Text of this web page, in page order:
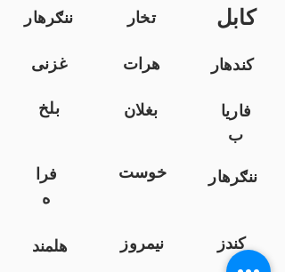
ننګرهار تخار کابل
غزنی هرات
کندهار
بلخ
بغلان
فاریا
ب
فرا
ه
خوست ننګرهار
هلمند نیمروز
کندز